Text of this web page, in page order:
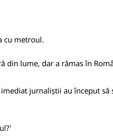
cu metroul.
din lume, dar a rămas în
jurnaliștii au început să